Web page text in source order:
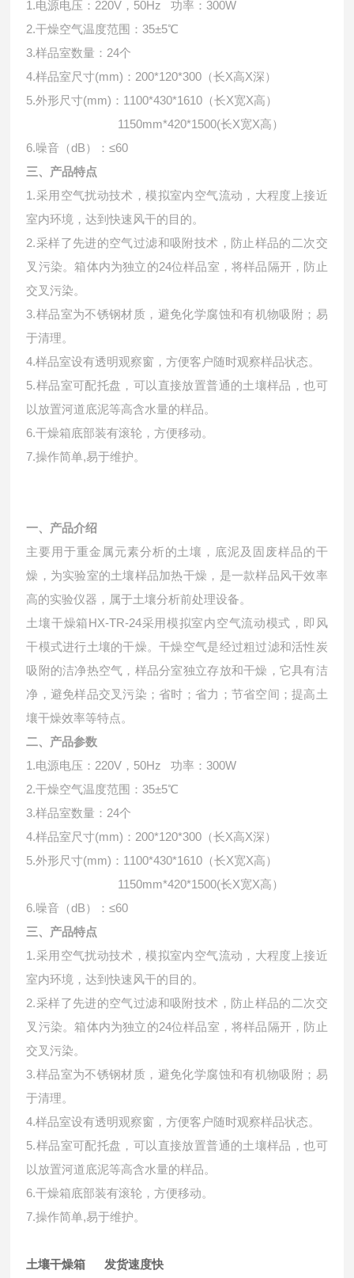
1.电源电压：220V，50Hz 功率：300W
2.干燥空气温度范围：35±5℃
3.样品室数量：24个
4.样品室尺寸(mm)：200*120*300（长X高X深）
5.外形尺寸(mm)：1100*430*1610（长X宽X高）
1150mm*420*1500(长X宽X高）
6.噪音（dB）：≤60
三、产品特点
1.采用空气扰动技术，模拟室内空气流动，大程度上接近
室内环境，达到快速风干的目的。
2.采样了先进的空气过滤和吸附技术，防止样品的二次交
叉污染。箱体内为独立的24位样品室，将样品隔开，防止
交叉污染。
3.样品室为不锈钢材质，避免化学腐蚀和有机物吸附；易
于清理。
4.样品室设有透明观察窗，方便客户随时观察样品状态。
5.样品室可配托盘，可以直接放置普通的土壤样品，也可
以放置河道底泥等高含水量的样品。
6.干燥箱底部装有滚轮，方便移动。
7.操作简单,易于维护。
一、产品介绍
主要用于重金属元素分析的土壤，底泥及固废样品的干
燥，为实验室的土壤样品加热干燥，是一款样品风干效率
高的实验仪器，属于土壤分析前处理设备。
土壤干燥箱HX-TR-24采用模拟室内空气流动模式，即风
干模式进行土壤的干燥。干燥空气是经过粗过滤和活性炭
吸附的洁净热空气，样品分室独立存放和干燥，它具有洁
净，避免样品交叉污染；省时；省力；节省空间；提高土
壤干燥效率等特点。
二、产品参数
1.电源电压：220V，50Hz 功率：300W
2.干燥空气温度范围：35±5℃
3.样品室数量：24个
4.样品室尺寸(mm)：200*120*300（长X高X深）
5.外形尺寸(mm)：1100*430*1610（长X宽X高）
1150mm*420*1500(长X宽X高）
6.噪音（dB）：≤60
三、产品特点
1.采用空气扰动技术，模拟室内空气流动，大程度上接近
室内环境，达到快速风干的目的。
2.采样了先进的空气过滤和吸附技术，防止样品的二次交
叉污染。箱体内为独立的24位样品室，将样品隔开，防止
交叉污染。
3.样品室为不锈钢材质，避免化学腐蚀和有机物吸附；易
于清理。
4.样品室设有透明观察窗，方便客户随时观察样品状态。
5.样品室可配托盘，可以直接放置普通的土壤样品，也可
以放置河道底泥等高含水量的样品。
6.干燥箱底部装有滚轮，方便移动。
7.操作简单,易于维护。
土壤干燥箱 发货速度快